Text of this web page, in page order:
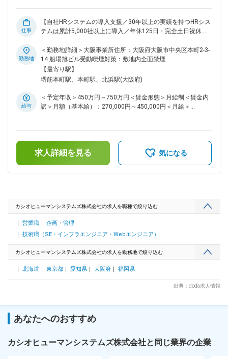
昇進など、多彩なキャリアパスを描けます。 長年選ばれ続け
る自社製品を扱うことで、課題解決型の営業力・提案力が磨か
できるポジションです。 ■製品について： 主力の「ADPS」は
給与・勤怠・人事情報を一元管理できる人事統合システムで、
5,000社超が導入。30年以上にわたり信頼を築いてきました。
タレントマネジメント領域を担う「Hito-Compass」では、人
材育成やデータ活用を支援し、企業の人に関する課題解決を進
化させています。
仕事
【自社HRシステムの導入支援／30年以上の実績を持つHRシス
テムは累計5,000社以上に導入／年休125日・完全土日祝休み
できる】 ■募集背景 企業の人事部門が抱える“困りごと”に寄り
添い、システム提案を通じて経営支援を行ってきた当社。今後
の体制強化に向けて、エンドユーザーと直接関わりながら課題
解決に挑む【コンサルタント・システムエンジニア】を募集し
発HRシステムを、企業の人事部門へ導入するポジションで
す。対象は従業員数300～2000名規模の中堅企業。営業が受
行いません。顧客と対話し、業務の流れを整理しながら最適な
導入方法を組み立てることが中心です。 ■業務詳細 ・顧客ヒ
アリング、要件定義 ・フィッティング・開発調整（自社開発
部門や協力会社との連携） ・納品・フォロー、導入後サポー
援。 成長環境：製品開発部門とも密接に連携し、経験を積み
ながら専門性を高められる。 社会的意義：人事給与や勤怠管
理など企業に不可欠な領域を支え、事業貢献を実感できる。 ■
働く環境 ・年間休日125日・完全週休2日制（土日祝休み） ・
テムやタレントマネジメント、販売管理システムを提供し、約
30年にわたり企業の人事・バックオフィス業務を支えてきた
IT企業です。2025年6月にカシオ計算機から独立し、投資ファ
ンドの支援を受けた新体制で組織拡大を進めています。リモー
トワークや残業少なめの環境の中、ライフステージや志向に応
す。
勤務地
＜勤務地詳細＞大阪事業所住所：大阪府大阪市中央区本町2-3-
14 船場旭ビル受動喫煙対策：敷地内全面禁煙
【最寄り駅】
堺筋本町駅、本町駅、北浜駅(大阪府)
給与
＜予定年収＞450万円～750万円＜賃金形態＞月給制＜賃金内
訳＞月額（基本給）：270,000円～450,000円＜月給＞
の金額であり、選考を通じて上下する可能性があります。月給
(月額)は固定手当を含めた表記です。
求人詳細を見る 気になる
カシオヒューマンシステムズ株式会社の求人を職種で絞り込む
営業職
企画・管理
技術職（SE・インフラエンジニア・Webエンジニア）
カシオヒューマンシステムズ株式会社の求人を勤務地で絞り込む
北海道 東京都 愛知県 大阪府 福岡県
出典：doda求人情報
あなたへのおすすめ
カシオヒューマンシステムズ株式会社と同じ業界の企業